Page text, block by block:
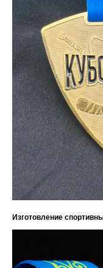
Изготовление